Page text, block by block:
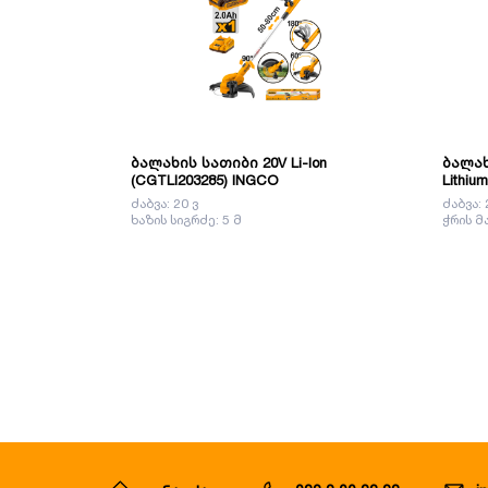
ბალახის სათიბი 20V Li-Ion
(CGTLI203285) INGCO
ძაბვა: 20 ვ
ხაზის სიგრძე: 5 მ
ბალახის
ძაბვა:
ჭრის